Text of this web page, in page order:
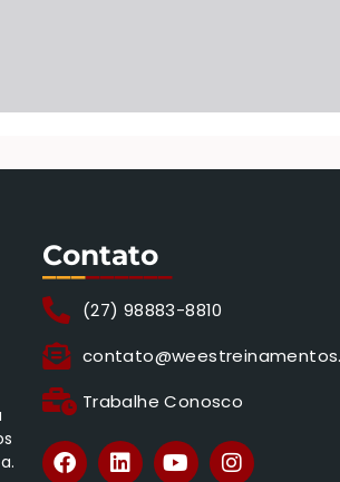
Contato
(27) 98883-8810
Trabalhe Conosco
_________